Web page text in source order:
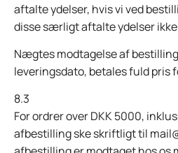
aftalte ydelser, hvis vi ved
disse særligt aftalte ydelser
Nægtes modtagelse af
leveringsdato, betales fuld pris
8.3
For ordrer over DKK 5000,
afbestilling ske skriftligt til